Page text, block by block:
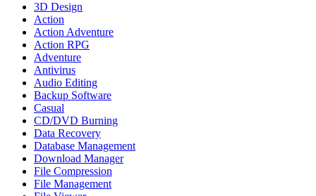
3D Design
Action
Action Adventure
Action RPG
Adventure
Antivirus
Audio Editing
Backup Software
Casual
CD/DVD Burning
Data Recovery
Database Management
Download Manager
File Compression
File Management